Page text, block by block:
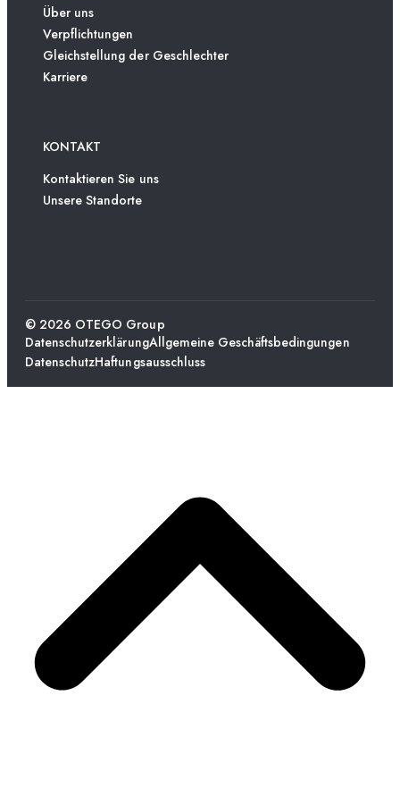
Über uns
Verpflichtungen
Gleichstellung der Geschlechter
Karriere
KONTAKT
Kontaktieren Sie uns
Unsere Standorte
© 2026 OTEGO Group
DatenschutzerklärungAllgemeine Geschäftsbedingungen
DatenschutzHaftungsausschluss